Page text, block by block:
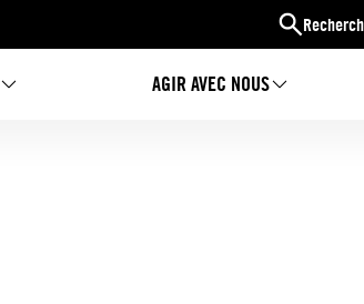
AGIR AVEC NOUS